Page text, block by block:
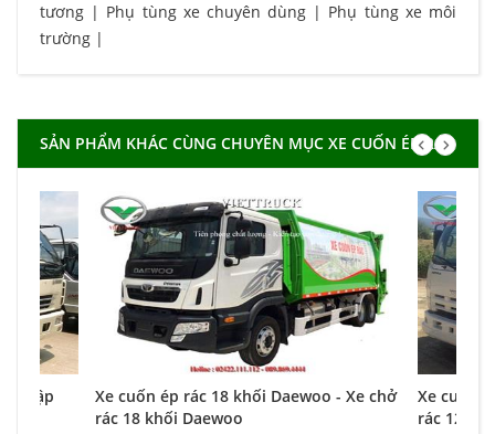
tương | Phụ tùng xe chuyên dùng | Phụ tùng xe môi
trường |
SẢN PHẨM KHÁC CÙNG CHUYÊN MỤC XE CUỐN ÉP RÁC
nhập
Xe cuốn ép rác 18 khối Daewoo - Xe chở
rác 18 khối Daewoo
Xe cuốn
rác 12